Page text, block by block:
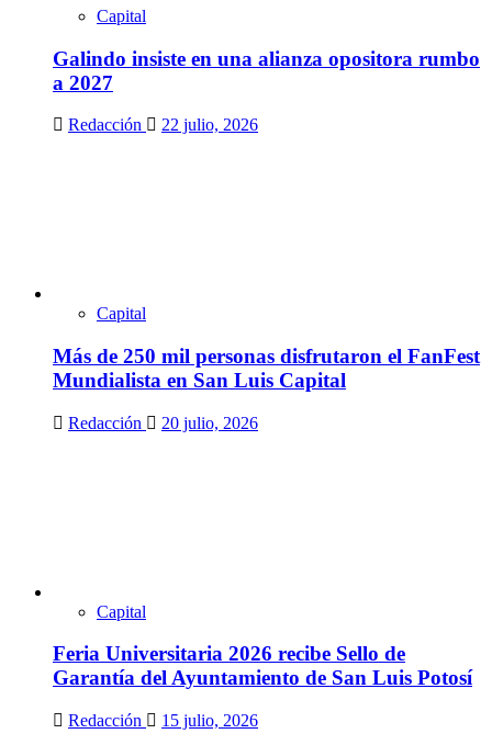
Capital
Galindo insiste en una alianza opositora rumbo
a 2027
Redacción 22 julio, 2026
Capital
Más de 250 mil personas disfrutaron el FanFest
Mundialista en San Luis Capital
Redacción 20 julio, 2026
Capital
Feria Universitaria 2026 recibe Sello de
Garantía del Ayuntamiento de San Luis Potosí
Redacción 15 julio, 2026